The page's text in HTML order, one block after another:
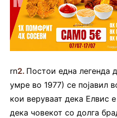
rn2. Постои една легенда
умре во 1977) се појавил
кои веруваат дека Елвис
дека човекот со долга